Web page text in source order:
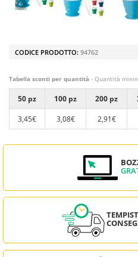
CODICE PRODOTTO: 94762
Tabella sconti per quantità - Quantità
50 pz 100 pz 200 pz
3,45€
3,08€ 2,91€